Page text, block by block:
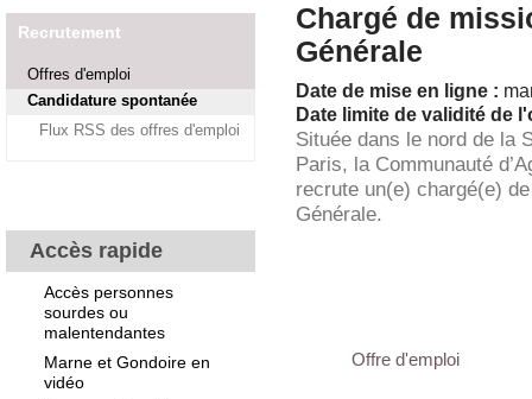
Recrutement
Offres d'emploi
Candidature spontanée
Flux RSS des offres d'emploi
Accès rapide
Accès personnes
sourdes ou
malentendantes
Marne et Gondoire en
vidéo
Chargé de
Générale
Date de mise en ligne :
Date limite de validité de
Située dans le nord de la
Paris, la Communauté
recrute un(e) chargé(e)
Générale.
Offre d'emploi